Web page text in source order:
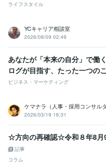
ライフスタイル
YCキャリア相談室
2026/08/09 02:49
あなたが「本来の自分」で働
ログが目指す、たった一つの
ビジネス・マーケティング
ケマナラ（人事・採用コンサル
2026/03/19 16:31
☆方向の再確認☆令和８年8
記事
コラム